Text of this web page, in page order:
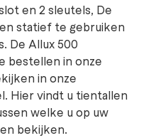
en 2 sleutels, De
statief te gebruiken
De Allux 500
bestellen in onze
in onze
Hier vindt u tientallen
welke u op uw
bekijken.